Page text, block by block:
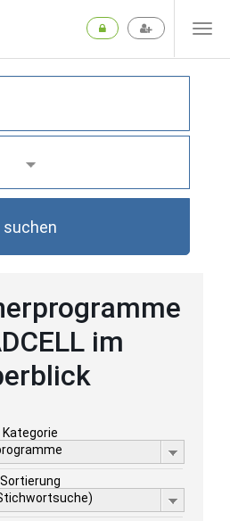
suchen
im
Kategorie
Sortierung